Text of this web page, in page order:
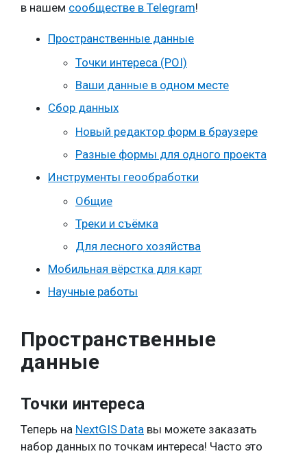
в нашем сообществе в Telegram!
Пространственные данные
Точки интереса (POI)
Ваши данные в одном месте
Сбор данных
Новый редактор форм в браузере
Разные формы для одного проекта
Инструменты геообработки
Общие
Треки и съёмка
Для лесного хозяйства
Мобильная вёрстка для карт
Научные работы
Пространственные
данные
Точки интереса
Теперь на NextGIS Data вы можете заказать
набор данных по точкам интереса! Часто это